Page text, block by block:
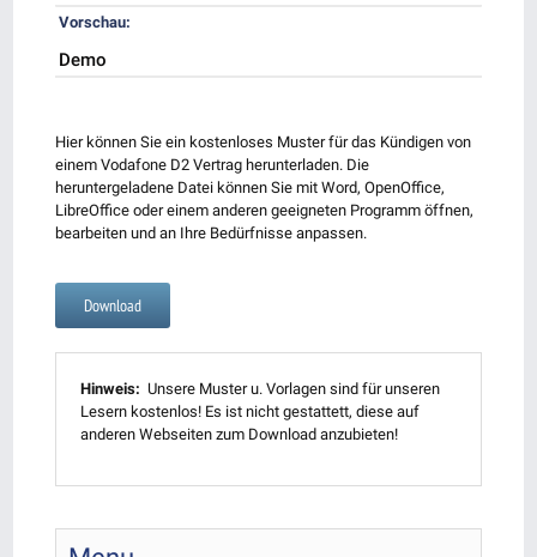
Vorschau:
Demo
Hier können Sie ein kostenloses Muster für das Kündigen von
einem Vodafone D2 Vertrag herunterladen. Die
heruntergeladene Datei können Sie mit Word, OpenOffice,
LibreOffice oder einem anderen geeigneten Programm öffnen,
bearbeiten und an Ihre Bedürfnisse anpassen.
Download
Hinweis:Unsere Muster u. Vorlagen sind für unseren
Lesern kostenlos! Es ist nicht gestattett, diese auf
anderen Webseiten zum Download anzubieten!